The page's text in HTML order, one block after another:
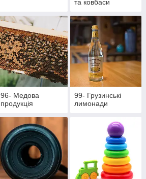
та ковбаси
96- Медова
продукція
99- Грузинські
лимонади